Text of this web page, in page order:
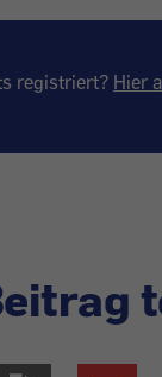
registriert? Hier